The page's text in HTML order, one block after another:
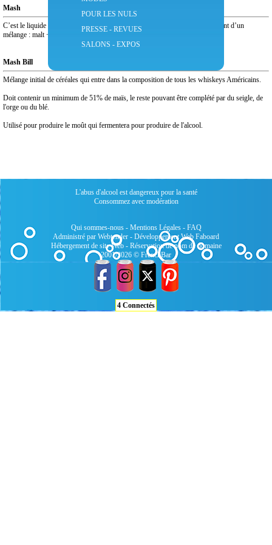
POUR LES NULS
PRESSE - REVUES
SALONS - EXPOS
Mash
C’est le liquide que l’on va distiller : une sorte de "bière" entre 7° à 8° résultant d’un
mélange : malt + eau + levure.
Mash Bill
Mélange initial de céréales qui entre dans la composition de tous les whiskeys Américains.
Doit contenir un minimum de 51% de maïs, le reste pouvant être complété par du seigle, de
l'orge ou du blé.
Utilisé pour produire le moût qui fermentera pour produire de l'alcool.
L'abus d'alcool est dangereux pour la santé
Consommez avec modération
Qui sommes-nous- Mentions Légales- FAQ
Administré par Webtender - Développement Web Faboard
Hébergement de site Web- Réservation de nom de domaine
2001/2026 © FrenchBar
4 Connectés